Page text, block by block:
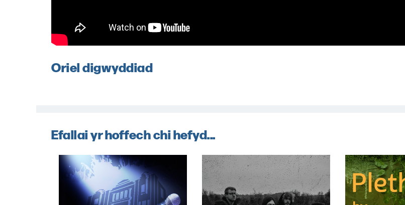
Oriel digwyddiad
Efallai yr hoffech chi hefyd...